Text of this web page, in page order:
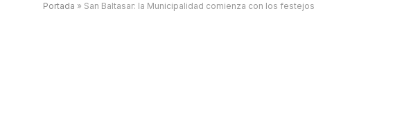
Portada » San Baltasar: la Municipalidad comienza con los festejos